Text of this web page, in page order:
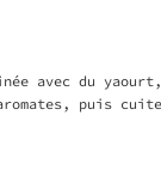
avec du
puis